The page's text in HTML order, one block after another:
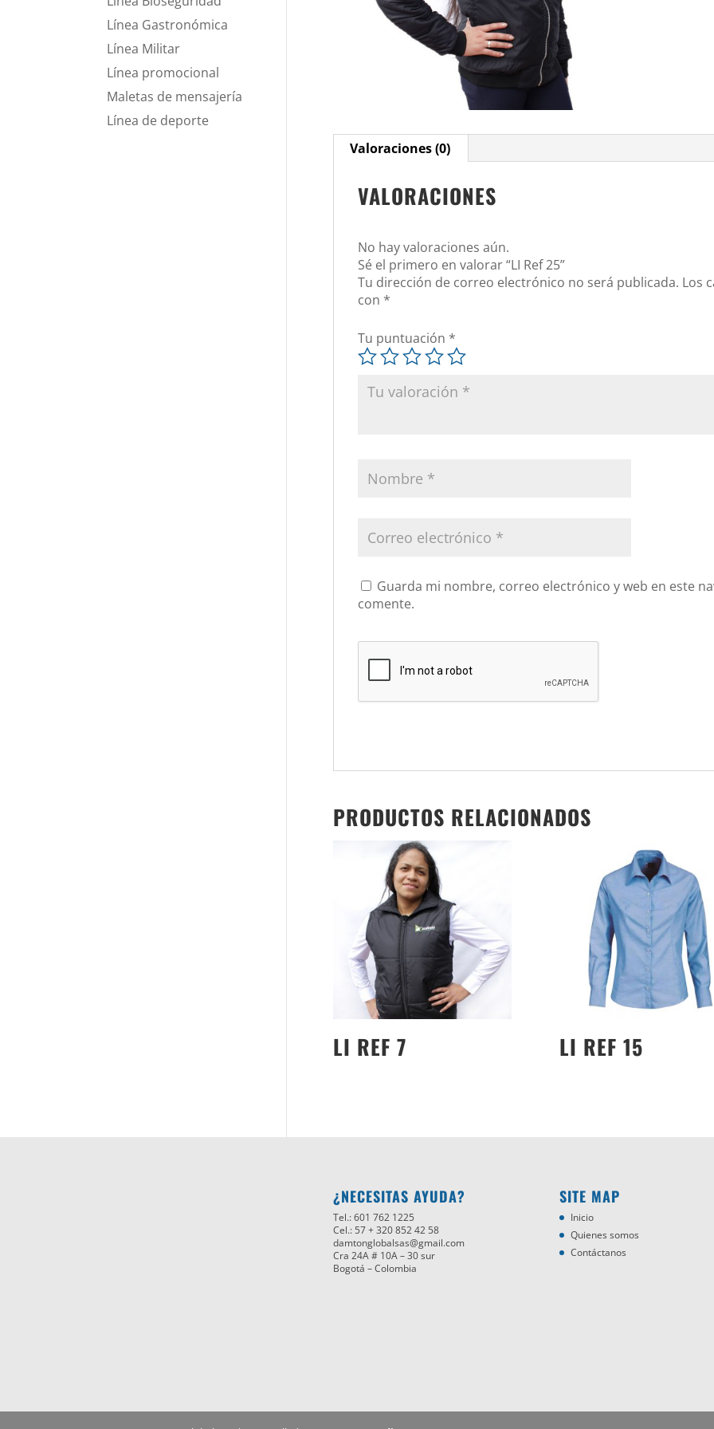
Valoraciones (0)
VALORACIONES
No hay valoraciones aún.
Sé el primero en valorar “LI Ref 25”
Tu dirección de correo electrónico no será publicada. Los
con *
Tu puntuación *
Guarda mi nombre, correo electrónico y web en este
comente.
PRODUCTOS RELACIONADOS
LI REF 7 LI REF 15
Línea Gastronómica
Línea Militar
Línea promocional
Maletas de mensajería
Línea de deporte
¿NECESITAS AYUDA?
Tel.: 601 762 1225
Cel.: 57 + 320 852 42 58
damtonglobalsas@gmail.com
Cra 24A # 10A – 30 sur
Bogotá – Colombia
SITE MAP
Inicio
Quienes somos
Contáctanos